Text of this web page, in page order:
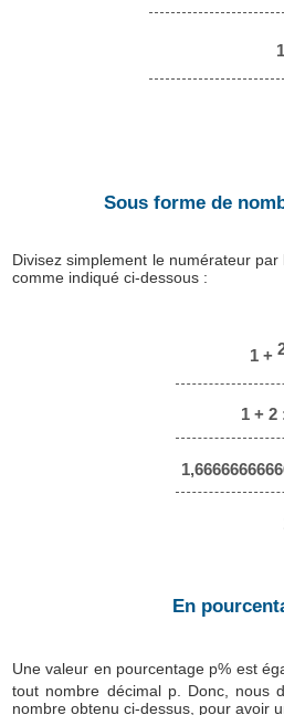
Sous forme de
Divisez simplement le numérateur par
comme indiqué ci-dessous :
1 +
1 + 2
En
Une valeur en pourcentage p% est
tout nombre décimal p. Donc, nous
nombre obtenu ci-dessus, pour avoir